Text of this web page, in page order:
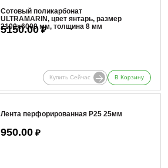
Сотовый поликарбонат
ULTRAMARIN, цвет янтарь, размер
2100x6000 мм, толщина 8 мм
5150.00₽
Купить Сейчас В Корзину
Лента перфорированная Р25 25мм
950.00 ₽